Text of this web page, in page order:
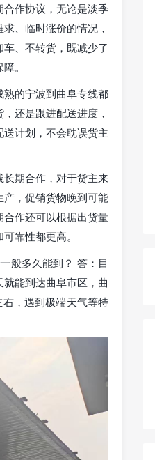
作协议，无论是淡季
、临时涨价的情况，
、不转货，既减少了
。
的宁波到曲阜专线都
还是跟进配送进度，
计划，不会耽误货主
期合作，对于货主来
，促销货物晚到可能
作还可以根据出货量
靠性都更高。
般多久能到？ 答：目
能到达曲阜市区，曲
，遇到极端天气等特